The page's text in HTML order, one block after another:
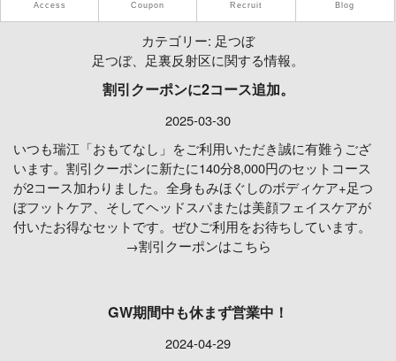
Access Coupon Recruit Blog
カテゴリー: 足つぼ
足つぼ、足裏反射区に関する情報。
割引クーポンに2コース追加。
2025-03-30
いつも瑞江「おもてなし」をご利用いただき誠に有難うござ
います。割引クーポンに新たに140分8,000円のセットコース
が2コース加わりました。全身もみほぐしのボディケア+足つ
ぼフットケア、そしてヘッドスパまたは美顔フェイスケアが
付いたお得なセットです。ぜひご利用をお待ちしています。
→割引クーポンはこちら
GW期間中も休まず営業中！
2024-04-29